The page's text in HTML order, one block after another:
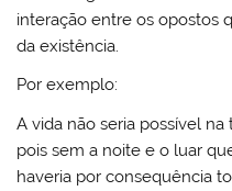
interação entre os opostos
da existência.
Por exemplo:
A vida não seria possível na
pois sem a noite e o luar
haveria por consequência